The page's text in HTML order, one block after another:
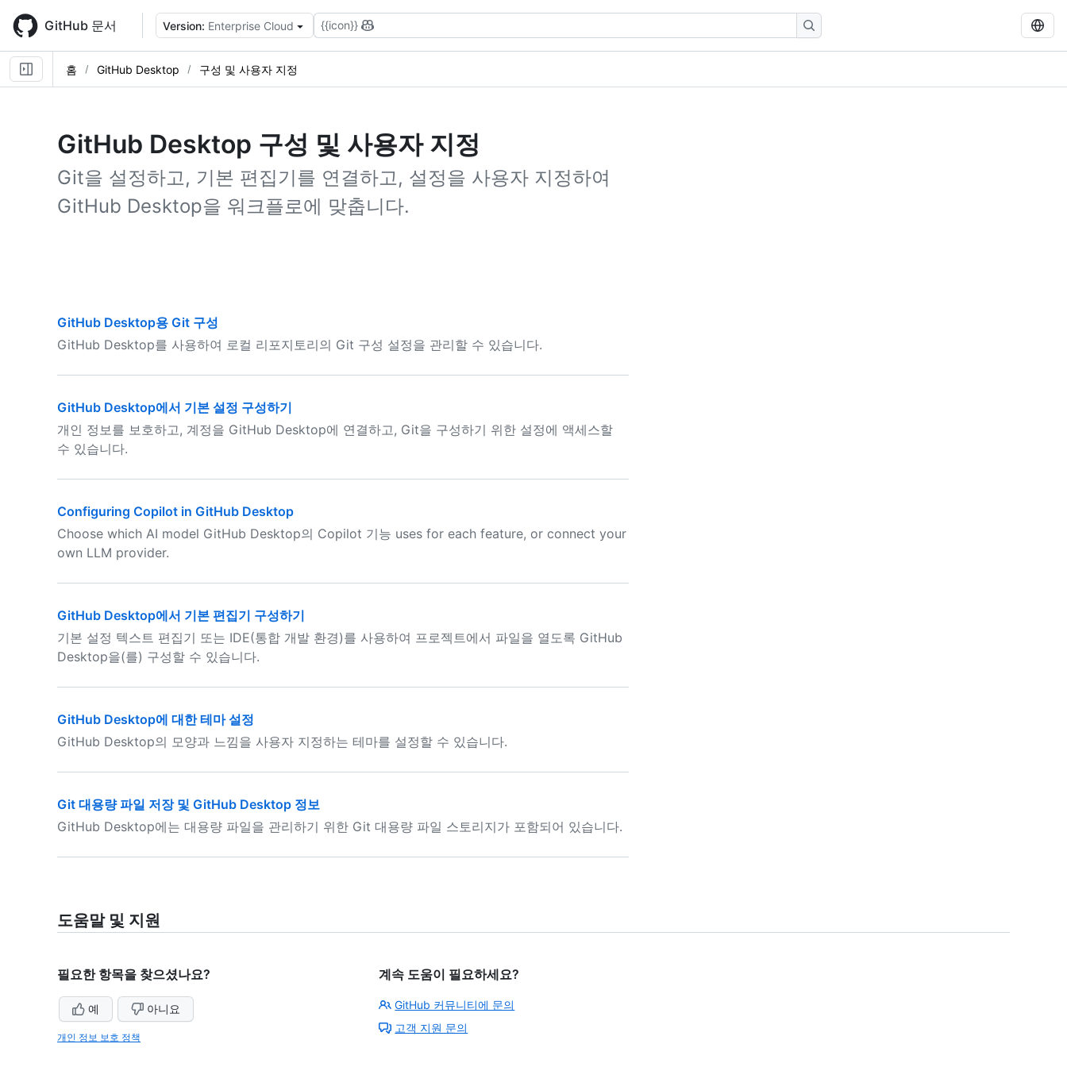
main
content
GitHub 문서 Version: Enterprise Cloud {{icon}}
홈 GitHub Desktop 구성 및 사용자 지정
GitHub Desktop 구성 및 사용자 지정
Git을 설정하고, 기본 편집기를 연결하고, 설정을 사용자 지정하여
GitHub Desktop을 워크플로에 맞춥니다.
GitHub Desktop용 Git 구성
GitHub Desktop를 사용하여 로컬 리포지토리의 Git 구성 설정을 관리할 수 있습니다.
GitHub Desktop에서 기본 설정 구성하기
개인 정보를 보호하고, 계정을 GitHub Desktop에 연결하고, Git을 구성하기 위한 설정에 액세스할
수 있습니다.
Configuring Copilot in GitHub Desktop
Choose which AI model GitHub Desktop의 Copilot 기능 uses for each feature, or connect your
own LLM provider.
GitHub Desktop에서 기본 편집기 구성하기
기본 설정 텍스트 편집기 또는 IDE(통합 개발 환경)를 사용하여 프로젝트에서 파일을 열도록 GitHub
Desktop을(를) 구성할 수 있습니다.
GitHub Desktop에 대한 테마 설정
GitHub Desktop의 모양과 느낌을 사용자 지정하는 테마를 설정할 수 있습니다.
Git 대용량 파일 저장 및 GitHub Desktop 정보
GitHub Desktop에는 대용량 파일을 관리하기 위한 Git 대용량 파일 스토리지가 포함되어 있습니다.
도움말 및 지원
필요한 항목을 찾으셨나요?
예 아니요
개인 정보 보호 정책
계속 도움이 필요하세요?
GitHub 커뮤니티에 문의
고객 지원 문의